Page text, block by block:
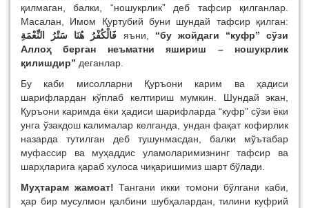
қилмаган, балки, “ношукрлик” деб тафсир қилганлар.
Масалан, Имом Қуртубий буни шундай тафсир қилган:
فَالْكُفْرُ هُنَا سَتْرُ النِّعْمَةِ
яъни,
“бу жойдаги “куфр” сўзи
Аллоҳ берган неъматни яшириш – ношукрлик
қилишдир” деганлар.
Бу каби мисолларни Қуръони карим ва ҳадиси
шарифлардан кўплаб келтириш мумкин. Шундай экан,
Қуръони каримда ёки ҳадиси шарифларда “куфр” сўзи ёки
унга ўзакдош калималар келганда, ундан фақат кофирлик
назарда тутилган деб тушунмасдан, балки мўътабар
муфассир ва муҳаддис уламоларимизнинг тафсир ва
шарҳларига қараб хулоса чиқаришимиз шарт бўлади.
Муҳтарам жамоат!Тангани икки томони бўлгани каби,
ҳар бир мусулмон қалбини шубҳалардан, тилини куфрий